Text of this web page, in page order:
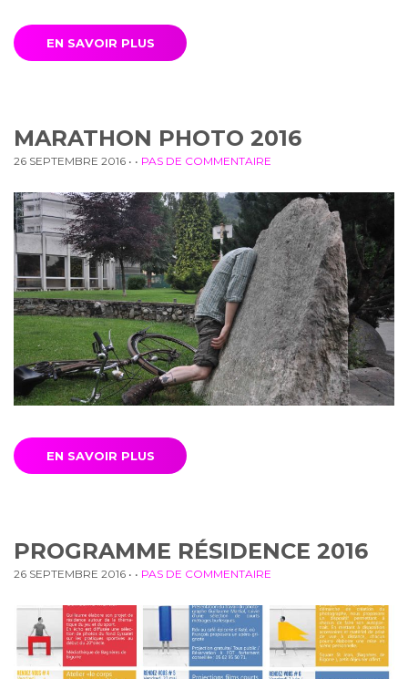
EN SAVOIR PLUS
MARATHON PHOTO 2016
26 SEPTEMBRE 2016 • • PAS DE COMMENTAIRE
EN SAVOIR PLUS
PROGRAMME RÉSIDENCE 2016
26 SEPTEMBRE 2016 • • PAS DE COMMENTAIRE